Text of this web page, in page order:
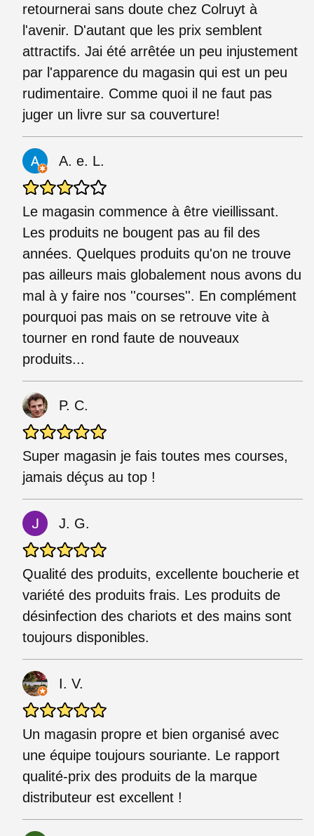
retournerai sans doute chez Colruyt à
l'avenir. D'autant que les prix semblent
attractifs. Jai été arrêtée un peu injustement
par l'apparence du magasin qui est un peu
rudimentaire. Comme quoi il ne faut pas
juger un livre sur sa couverture!
A. e. L.
Le magasin commence à être vieillissant.
Les produits ne bougent pas au fil des
années. Quelques produits qu'on ne trouve
pas ailleurs mais globalement nous avons du
mal à y faire nos ''courses''. En complément
pourquoi pas mais on se retrouve vite à
tourner en rond faute de nouveaux
produits...
P. C.
Super magasin je fais toutes mes courses,
jamais déçus au top !
J. G.
Qualité des produits, excellente boucherie et
variété des produits frais. Les produits de
désinfection des chariots et des mains sont
toujours disponibles.
I. V.
Un magasin propre et bien organisé avec
une équipe toujours souriante. Le rapport
qualité-prix des produits de la marque
distributeur est excellent !